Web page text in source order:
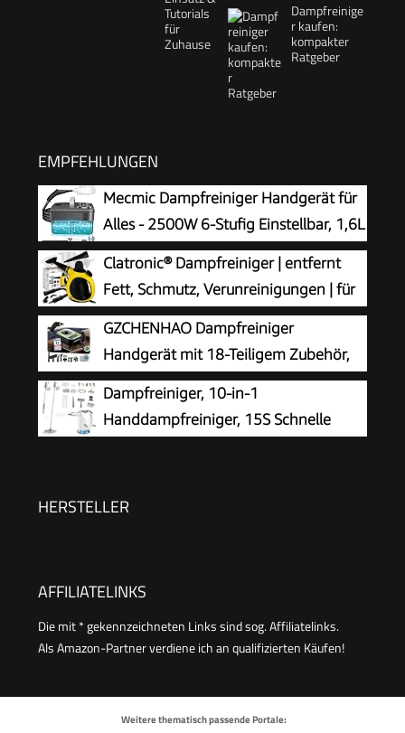
Dampfreinige
r kaufen:
kompakter
Ratgeber
EMPFEHLUNGEN
Mecmic Dampfreiniger Handgerät für
Alles - 2500W 6-Stufig Einstellbar, 1,6L
Wassertank, 120 °C Dampf, 15s
Aufheizzeit, Tragbar mit 10 Zubehörteilen,
Dampfreinigung für Boden,
Polstermöbel,Fenster,Auto
Clatronic® Dampfreiniger | entfernt
Fett, Schmutz, Verunreinigungen | für
Auto, Küche, Bad, Polster | chemiefrei |
Steam Cleaner | 360° Dampfdüse | Handgerät
mit 5 m Kabel & Zubehör | DR 3653
GZCHENHAO Dampfreiniger
Handgerät mit 18-Teiligem Zubehör,
2500W & 9s Turbo-Dampf mit 5 BAR
Druck – 99,99% Reinigung & 100%
Natürlich,Steam Cleaner für Boden, Küche, Bad,
Dampfreiniger, 10-in-1
Handdampfreiniger, 15S Schnelle
chemikalienfreier für den Heimgebrauch,
HERSTELLER
AFFILIATELINKS
Die mit * gekennzeichneten Links sind sog. Affiliatelinks.
Als Amazon-Partner verdiene ich an qualifizierten Käufen!
Weitere thematisch passende Portale: